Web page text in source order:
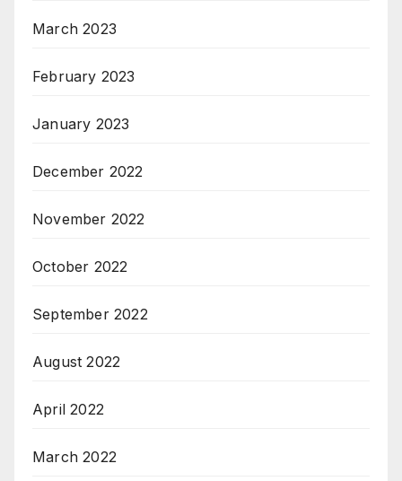
March 2023
February 2023
January 2023
December 2022
November 2022
October 2022
September 2022
August 2022
April 2022
March 2022